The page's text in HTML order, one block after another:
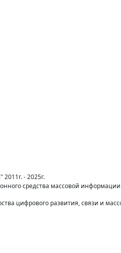
- 2025г.
средства массовой
цифрового развития, связи и